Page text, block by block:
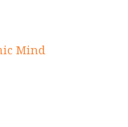
Mind